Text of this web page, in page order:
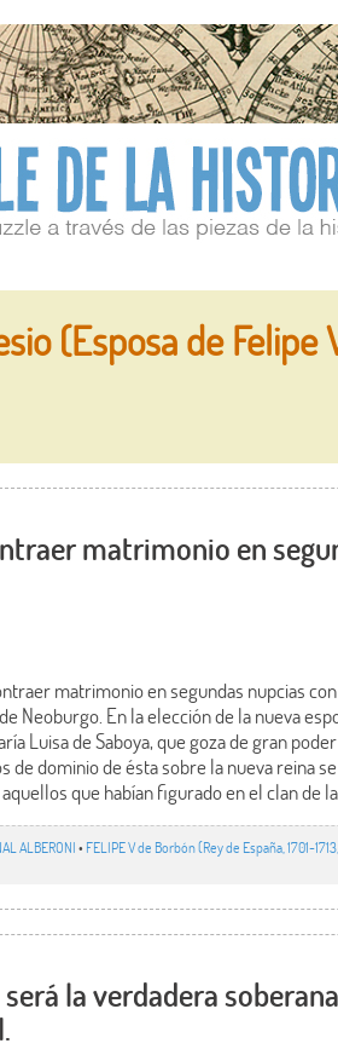
(Esposa de Felipe
matrimonio en
matrimonio en segundas nupcias
Neoburgo. En la elección de la nueva
Luisa de Saboya, que goza de gran
de dominio de ésta sobre la nueva reina
que habían figurado en el clan de
ALBERONI• FELIPE V de Borbón (Rey de España, 1701-
será la verdadera